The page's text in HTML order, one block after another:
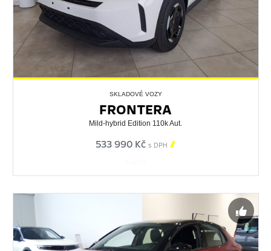
SKLADOVÉ VOZY
FRONTERA
Mild-hybrid Edition 110k Aut.
533 990 Kč s DPH 